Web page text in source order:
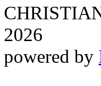
2026
powered by